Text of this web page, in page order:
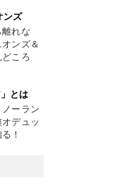
ンズ
れな
ンズ＆
ころ
とは
ーラン
デュッ
！